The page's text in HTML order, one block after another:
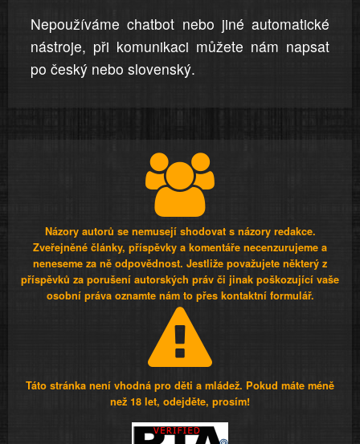
Nepoužíváme chatbot nebo jiné automatické
nástroje, při komunikaci můžete nám napsat
po český nebo slovenský.
Názory autorů se nemusejí shodovat s názory redakce.
Zveřejněné články, příspěvky a komentáře necenzurujeme a
neneseme za ně odpovědnost. Jestliže považujete některý z
příspěvků za porušení autorských práv či jinak poškozující vaše
osobní práva oznamte nám to přes kontaktní formulář.
Táto stránka není vhodná pro děti a mládež. Pokud máte méně
než 18 let, odejděte, prosím!